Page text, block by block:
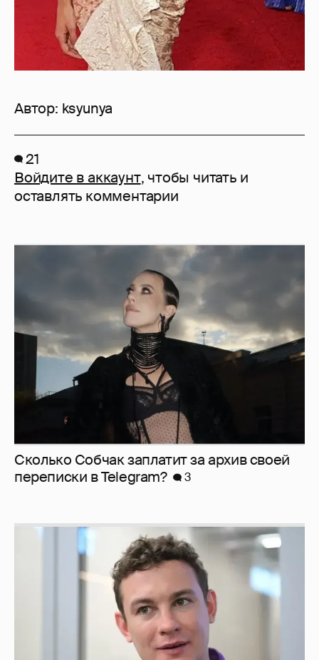
Автор: ksyunya
21
Войдите в аккаунт, чтобы читать и
оставлять комментарии
Сколько Собчак заплатит за архив своей
перeписки в Telegram?
3